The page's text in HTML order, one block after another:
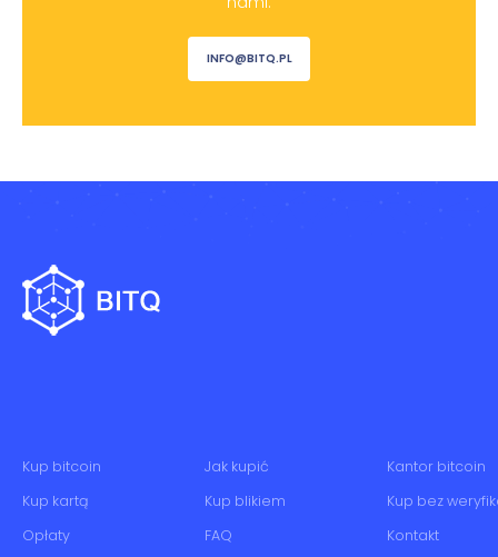
INFO@BITQ.PL
Kup bitcoin Jak kupić
Kantor bitcoin
Kup kartą
Kup blikiem
Kup bez
Opłaty
FAQ Kontakt